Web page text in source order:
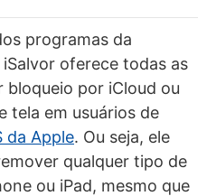
programas da
oferece todas as
bloqueio por iCloud ou
tela em usuários de
da Apple. Ou seja, ele
qualquer tipo de
ou iPad, mesmo que